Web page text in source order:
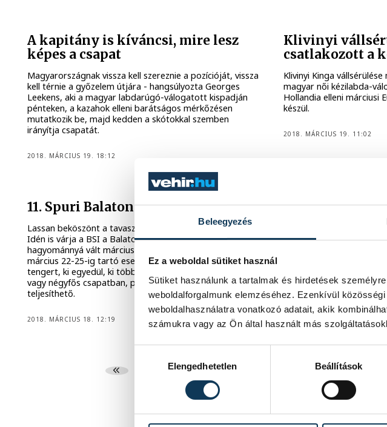
Beleegyezés
Ez a weboldal sütiket használ
Sütiket használunk a tartalmak és hirdetések
weboldalforgalmunk elemzéséhez. Ezenkívül
weboldalhasználatra vonatkozó adatait, akik
számukra vagy az Ön által használt más
Elengedhetetlen
Beállítások
A kapitány is kíváncsi, mire lesz
képes a csapat
Magyarországnak vissza kell szereznie a pozícióját, vissza
kell térnie a győzelem útjára - hangsúlyozta Georges
Leekens, aki a magyar labdarúgó-válogatott kispadján
pénteken, a kazahok elleni barátságos mérkőzésen
mutatkozik be, majd kedden a skótokkal szemben
irányítja csapatát.
2018. MÁRCIUS 19. 18:12
Klivinyi
csatlakozott a
Klivinyi Kinga
magyar női kézilabda-
Hollandia elleni márciusi
készül.
2018. MÁRCIUS 19. 11:02
11. Spuri Balaton Szupermaraton
Lassan beköszönt a tavasz és elindul az igazi futószezon.
Idén is várja a BSI a Balaton szerelmeseit a már
hagyománnyá vált márciusi Balaton Szupermaratonra. A
március 22-25-ig tartó eseményen megkerüljük a magyar
tengert, ki egyedül, ki többedmagával, mivel a táv három
vagy négyfős csapatban, párban és egyénileg is
teljesíthető.
2018. MÁRCIUS 18. 12:19
Tizenkettedik
Dohában
Rasovszky Kristóf a 12.,
2018. MÁRCIUS 17. 16:21
... 450 451 454